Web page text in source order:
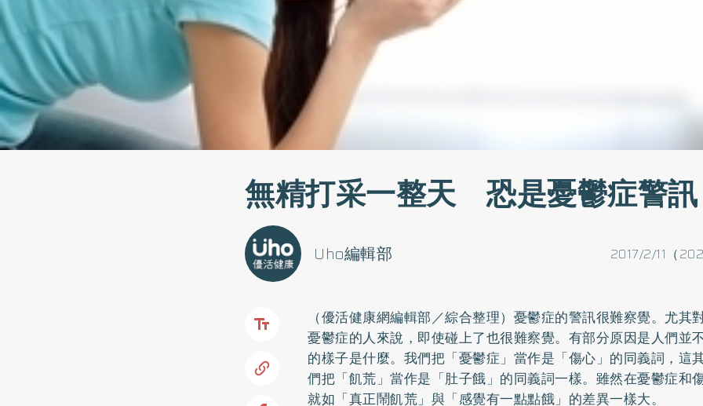
無精打采一整天 恐是憂鬱症警訊
2017/2/11（
Uho編輯部
（優活健康網編輯部／綜合整理） 憂鬱症的警訊很難察覺。尤其
憂鬱症的人來說，即使碰上了也很難察覺。有部分原因是人們並
的樣子是什麼。我們把「憂鬱症」當作是「傷心」的同義詞，這
們把「飢荒」當作是「肚子餓」的同義詞一樣。雖然在憂鬱症和
就如「真正鬧飢荒」與「感覺有一點點餓」的差異一樣大。